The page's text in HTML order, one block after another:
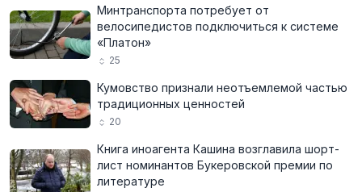
Минтранспорта потребует от
велосипедистов подключиться к системе
«Платон»
25
Кумовство признали неотъемлемой частью
традиционных ценностей
20
Книга иноагента Кашина возглавила шорт-
лист номинантов Букеровской премии по
литературе